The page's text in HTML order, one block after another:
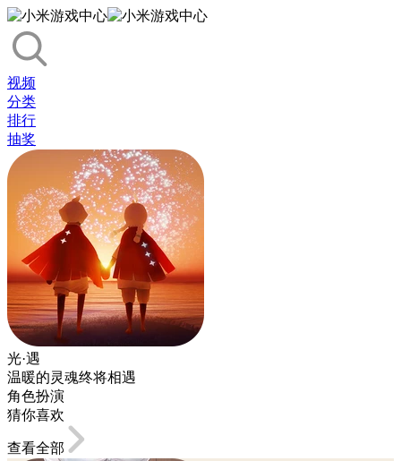
视频
分类
排行
抽奖
光·遇
温暖的灵魂终将相遇
角色扮演
猜你喜欢
查看全部